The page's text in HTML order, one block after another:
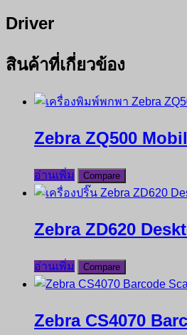
Driver
สินค้าที่เกี่ยวข้อง
Zebra ZQ500
อ่านเพิ่ม Compare
Zebra ZD620
อ่านเพิ่ม Compare
Zebra CS4070